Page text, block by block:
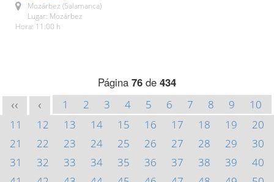
Mozárbez (Salamanca)
Lugar: Mozárbez
Hora: 11:00 h
Página 76 de 434
<< < 1 2 3 4 5 6 7 8 9
10
11
12 13 14 15 16 17 18 19
20
21
22 23 24 25 26 27 28 29
30
31
32 33 34 35 36 37 38 39
40